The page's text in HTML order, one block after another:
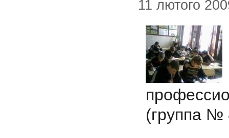
11 лютого
(группа №